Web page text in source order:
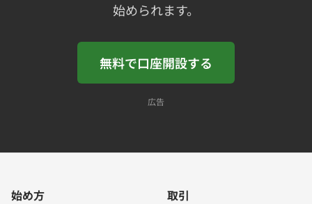
始められます。
無料で口座開設する
広告
始め方 取引